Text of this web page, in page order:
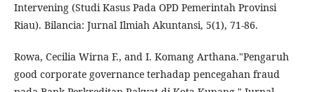
Intervening (Studi Kasus Pada OPD Pemerintah Provinsi
Riau). Bilancia: Jurnal Ilmiah Akuntansi, 5(1), 71-86.
Rowa, Cecilia Wirna F., and I. Komang Arthana."Pengaruh
good corporate governance terhadap pencegahan fraud